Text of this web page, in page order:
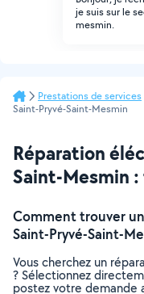
je suis sur le
mesmin.
Prestations de services
Saint-Pryvé-Saint-Mesmin
Réparation
Saint-Mesmin
Comment trouver
Saint-Pryvé-Saint-
Vous cherchez un
? Sélectionnez
postez votre demande